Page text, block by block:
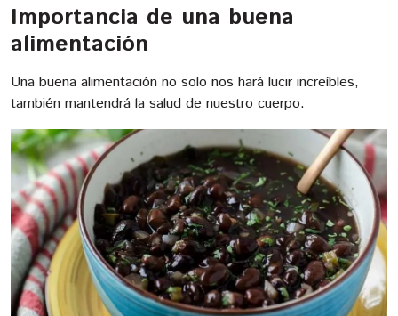
Importancia de una buena
alimentación
Una buena alimentación no solo nos hará lucir increíbles,
también mantendrá la salud de nuestro cuerpo.